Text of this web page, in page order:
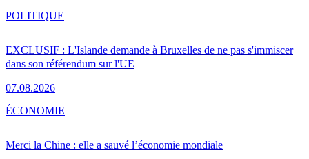
EXCLUSIF : L'Islande demande à Bruxelles de ne pas s'immiscer
dans son référendum sur l'UE
07.08.2026
POLITIQUE
Merci la Chine : elle a sauvé l’économie mondiale
ÉCONOMIE